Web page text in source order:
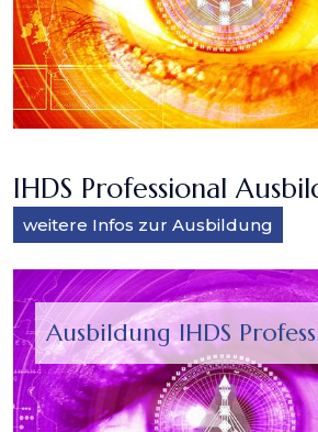
IHDS Professional
weitere Infos zur Ausbildung
Ausbildung IHDS